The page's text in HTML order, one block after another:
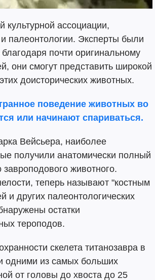
ассоциации,
палеонтологии. Эксперты были
почти оригинальному
они смогут представить широкой
доисторических животных.
поведение животных во
или начинают спариваться.
Вейсьера, наиболее
получили анатомически полный
животного.
теперь называют "костным
и других палеонтологических
остатки
тероподов.
скелета титанозавра в
одними из самых больших
от головы до хвоста до 25